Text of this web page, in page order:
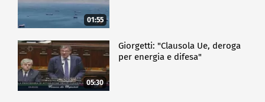
01:55
05:30
Giorgetti: "Clausola Ue, deroga
per energia e difesa"